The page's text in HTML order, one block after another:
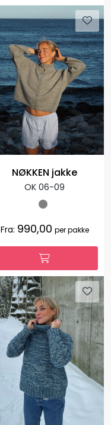
NØKKEN jakke
OK 06-09
Fra: 990,00 per pakke